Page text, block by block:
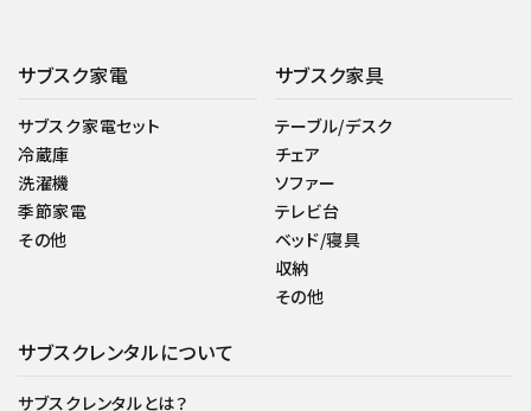
サブスク家電
サブスク家電セット
冷蔵庫
洗濯機
季節家電
その他
サブスク家具
テーブル/デスク
チェア
ソファー
テレビ台
ベッド/寝具
収納
その他
サブスクレンタルについて
サブスクレンタルとは？